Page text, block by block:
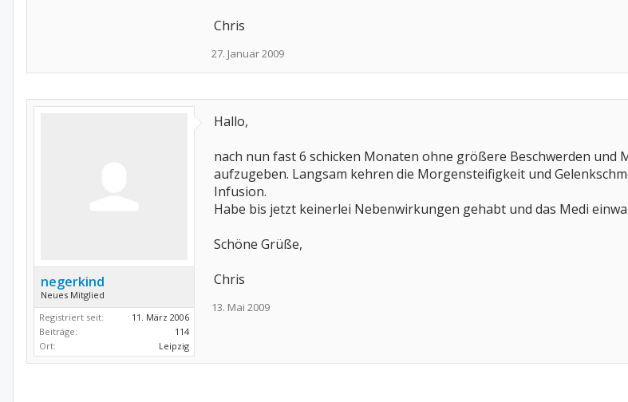
Chris
27. Januar 2009
negerkind
Neues Mitglied
Registriert seit:
11. März 2006
Beiträge:
114
Ort:
Leipzig
Hallo,
nach nun fast 6 schicken Monaten ohne größere Beschwerden
aufzugeben. Langsam kehren die Morgensteifigkeit und
Infusion.
Habe bis jetzt keinerlei Nebenwirkungen gehabt und das Medi
Schöne Grüße,
Chris
13. Mai 2009